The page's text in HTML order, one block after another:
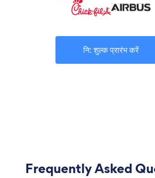
नि: शुल्क प्रारंभ करें
Frequently Asked